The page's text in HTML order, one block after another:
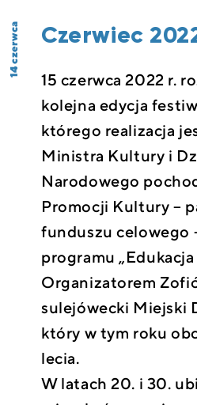
14 czerwca Czerwiec
15 czerwca 2022 r.
kolejna edycja
którego realizacja
Ministra Kultury i
Narodowego
Promocji Kultury –
funduszu celowego
programu
Organizatorem
sulejówecki Miejski
który w tym roku
lecia.
W latach 20. i 30.